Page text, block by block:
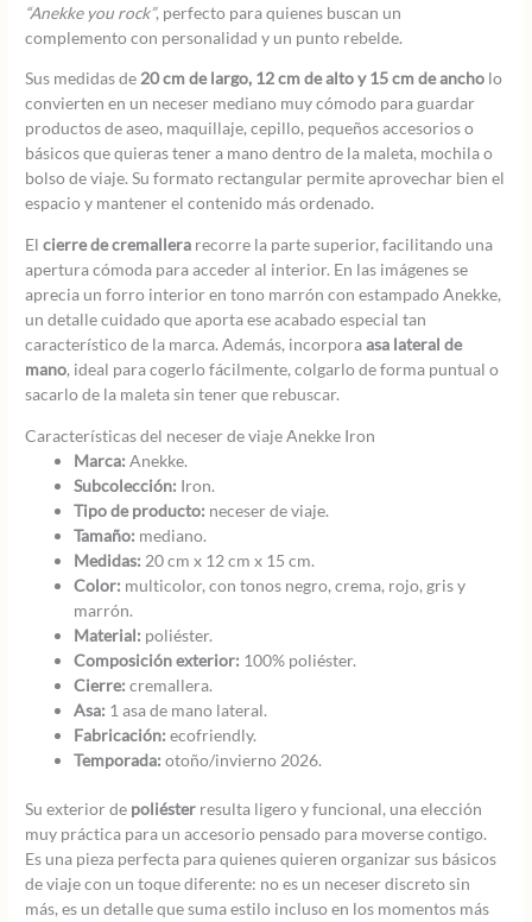
“Anekke you rock”, perfecto para quienes buscan un
complemento con personalidad y un punto rebelde.
Sus medidas de 20 cm de largo, 12 cm de alto y 15 cm de ancho lo
convierten en un neceser mediano muy cómodo para guardar
productos de aseo, maquillaje, cepillo, pequeños accesorios o
básicos que quieras tener a mano dentro de la maleta, mochila o
bolso de viaje. Su formato rectangular permite aprovechar bien el
espacio y mantener el contenido más ordenado.
Elcierre de cremallera recorre la parte superior, facilitando una
apertura cómoda para acceder al interior. En las imágenes se
aprecia un forro interior en tono marrón con estampado Anekke,
un detalle cuidado que aporta ese acabado especial tan
característico de la marca. Además, incorporaasa lateral de
mano, ideal para cogerlo fácilmente, colgarlo de forma puntual o
sacarlo de la maleta sin tener que rebuscar.
Características del neceser de viaje Anekke Iron
Marca: Anekke.
Subcolección: Iron.
Tipo de producto: neceser de viaje.
Tamaño: mediano.
Medidas: 20 cm x 12 cm x 15 cm.
Color: multicolor, con tonos negro, crema, rojo, gris y
marrón.
Material: poliéster.
Composición exterior: 100% poliéster.
Cierre: cremallera.
Asa: 1 asa de mano lateral.
Fabricación: ecofriendly.
Temporada: otoño/invierno 2026.
Su exterior de poliéster resulta ligero y funcional, una elección
muy práctica para un accesorio pensado para moverse contigo.
Es una pieza perfecta para quienes quieren organizar sus básicos
de viaje con un toque diferente: no es un neceser discreto sin
más, es un detalle que suma estilo incluso en los momentos más